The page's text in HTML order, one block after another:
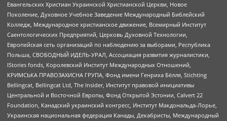
Евангельских Христиан Украинской Христианской Церкви, Новое
Поколение, Духовное Учебное Заведение Международный Библейский
Колледж, Международное христианское движение, Всемирный Институт
Саентологических Предприятий, Церковь Духовной Технологии,
Европейская сеть организаций по наблюдению за выборами, Республика
Польша, СВОБОДНЫЙ ИДЕЛЬ-УРАЛ, Ассоциация развития журналистики,
IStories fonds, Королевский Институт Международных Отношений,
КРИМСЬКА ПРАВОЗАХИСНА ГРУПА, Фонд имени Генриха Бёлля, Stichting
Bellingcat, Bellingcat Ltd, The Insider, Институт правовой инициативы
Центральной и Восточной Европы, Фонд Открытой Эстонии, Calvert 22
Foundation, Канадский украинский конгресс, Институт Макдональда-Лорье,
Украинская национальная федерация Канады, Декабристы, Международный